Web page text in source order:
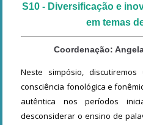
S10 - Diversificação e
em temas
Coordenação:
Neste simpósio,
consciência fonológica e
autêntica nos períodos
desconsiderar o ensino de